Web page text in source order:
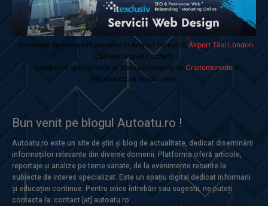
- Ai nevoie de transport aeroport in Anglia? Încearcă Airport Taxi London
Calitate la prețul corect.
- Companie specializata in tranzactionarea de Criptomonedesi
infrastructura blockchain.
Bun venit pe blogul Autoatu.ro !
Autoatu.ro este un site de știri și blog de actualitate, dedicat diseminării
informațiilor relevante din diverse domenii. Platforma oferă articole,
reportaje și analize pe teme variate, de la evenimente recente la
subiecte de interes specializat. Este un spațiu digital dedicat informării
și educației continue. Pentru orice întrebări sau sugestii, ne puteți
contacta la: contact [at] autoatu.ro